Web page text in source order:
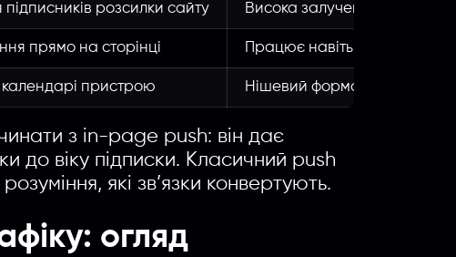
розсилки сайту Висока залученість, але
прямо на сторінці Працює навіть на iOS, без
календарі пристрою Нішевий формат для
з in-page push: він дає
до віку підписки. Класичний push
які зв’язки конвертують.
огляд